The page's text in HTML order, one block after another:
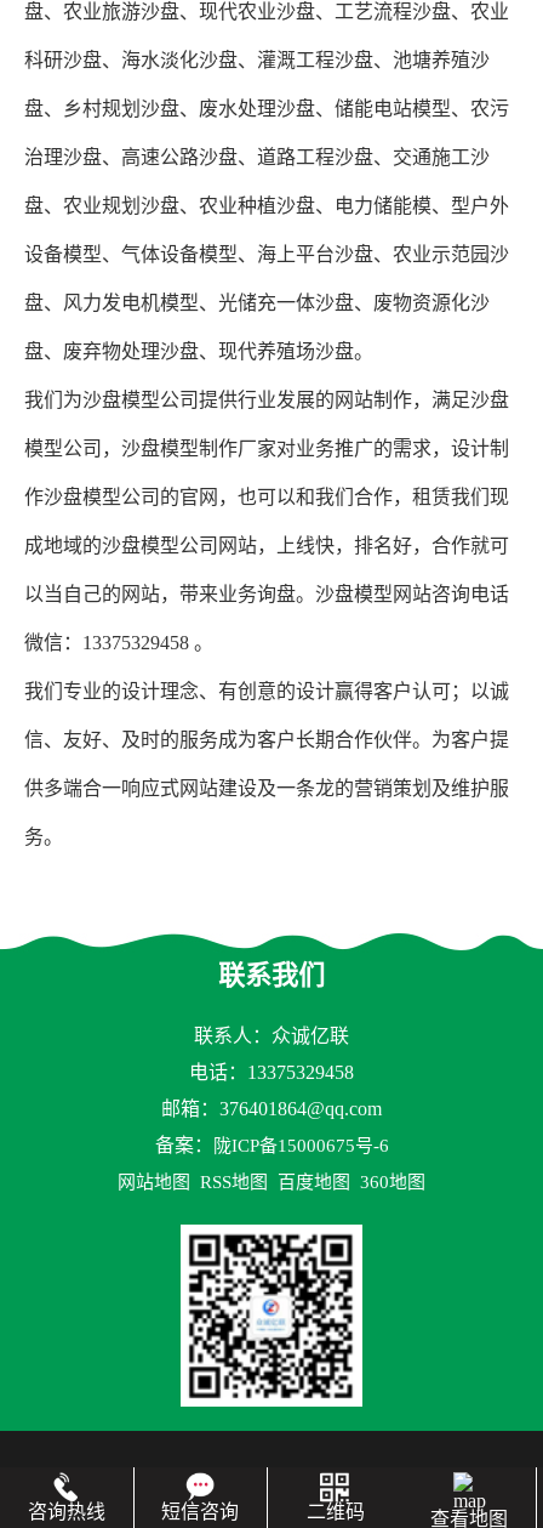
盘、农业旅游沙盘、现代农业沙盘、工艺流程沙盘、农业
科研沙盘、海水淡化沙盘、灌溉工程沙盘、池塘养殖沙
盘、乡村规划沙盘、废水处理沙盘、储能电站模型、农污
治理沙盘、高速公路沙盘、道路工程沙盘、交通施工沙
盘、农业规划沙盘、农业种植沙盘、电力储能模、型户外
设备模型、气体设备模型、海上平台沙盘、农业示范园沙
盘、风力发电机模型、光储充一体沙盘、废物资源化沙
盘、废弃物处理沙盘、现代养殖场沙盘。
我们为沙盘模型公司提供行业发展的网站制作，满足沙盘
模型公司，沙盘模型制作厂家对业务推广的需求，设计制
作沙盘模型公司的官网，也可以和我们合作，租赁我们现
成地域的沙盘模型公司网站，上线快，排名好，合作就可
以当自己的网站，带来业务询盘。沙盘模型网站咨询电话
微信：13375329458 。
我们专业的设计理念、有创意的设计赢得客户认可；以诚
信、友好、及时的服务成为客户长期合作伙伴。为客户提
供多端合一响应式网站建设及一条龙的营销策划及维护服
务。
联系我们
联系人：众诚亿联
电话：13375329458
邮箱： 376401864@qq.com
备案：
陇ICP备15000675号-6
网站地图
RSS地图 百度地图 360地图
咨询热线 短信咨询 二维码 查看地图